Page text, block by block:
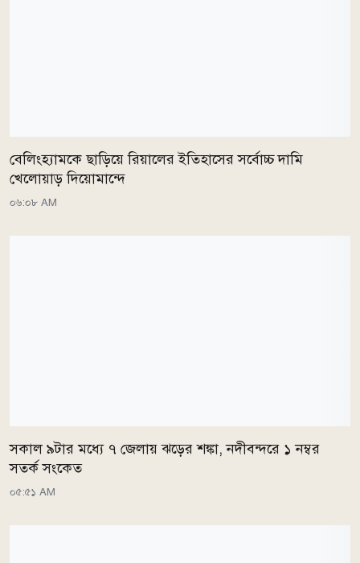
বেলিংহ্যামকে ছাড়িয়ে রিয়ালের ইতিহাসের সর্বোচ্চ দামি
খেলোয়াড় দিয়োমান্দে
০৬:০৮ AM
সকাল ৯টার মধ্যে ৭ জেলায় ঝড়ের শঙ্কা, নদীবন্দরে ১ নম্বর
সতর্ক সংকেত
০৫:৫১ AM